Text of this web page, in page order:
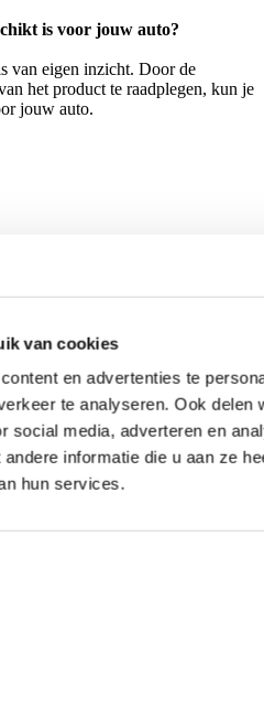
van cookies
en advertenties te
te analyseren. Ook
social media, adverteren en
informatie die u aan ze
hun services.
is voor jouw auto?
van eigen inzicht. Door de
het product te raadplegen, kun je
jouw auto.
Del sol/Integra/Prelude)
(Honda Civic 96-06/Prelude